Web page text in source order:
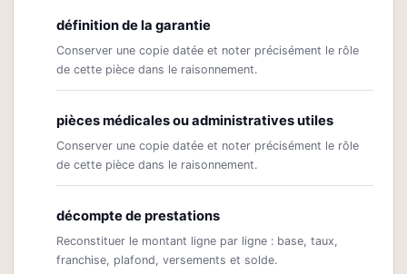
définition de la garantie
Conserver une copie datée et noter précisément le rôle
de cette pièce dans le raisonnement.
pièces médicales ou administratives utiles
Conserver une copie datée et noter précisément le rôle
de cette pièce dans le raisonnement.
décompte de prestations
Reconstituer le montant ligne par ligne : base, taux,
franchise, plafond, versements et solde.